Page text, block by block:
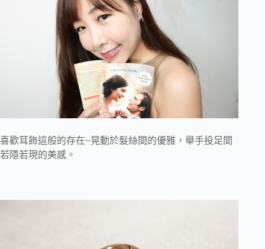
喜歡耳飾這般的存在~晃動於髮絲間的優雅，舉手投足間
若隱若現的美感。